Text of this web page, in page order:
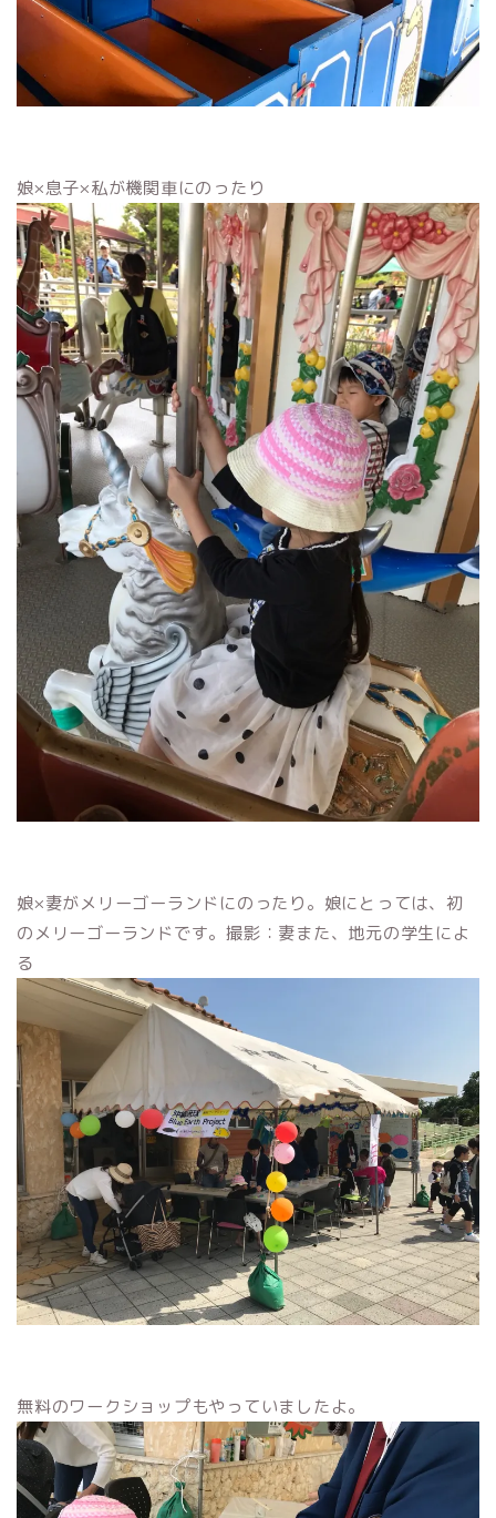
娘×息子×私が機関車にのったり
娘×妻がメリーゴーランドにのったり。娘にとっては、初
のメリーゴーランドです。撮影：妻また、地元の学生によ
る
無料のワークショップもやっていましたよ。